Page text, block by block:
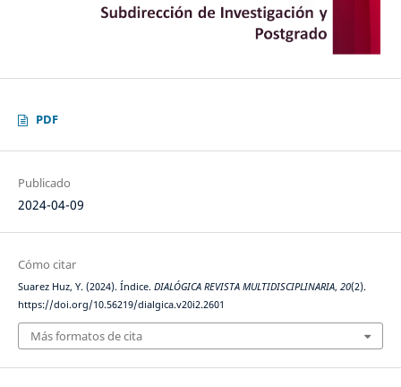
PDF
Publicado
2024-04-09
Cómo citar
Suarez Huz, Y. (2024). Índice. DIALÓGICA REVISTA MULTIDISCIPLINARIA, 20(2).
https://doi.org/10.56219/dialgica.v20i2.2601
Más formatos de cita